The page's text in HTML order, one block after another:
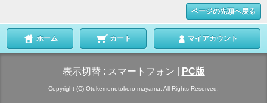
ページの先頭へ戻る
ホーム カート マイアカウント
表示切替 : スマートフォン PC版
Copyright (C) Otukemonotokoro mayama. All Rights Reserved.